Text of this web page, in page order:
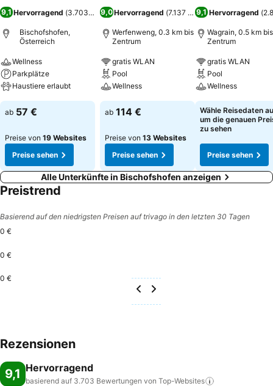
9,1 Hervorragend (3.703 Bewertungen)
Bischofshofen,
Österreich
Wellness
Parkplätze
Haustiere erlaubt
ab 57 €
Preise von 19 Websites
Preise sehen
9,0Hervorragend (7.137 Bewertungen)
Werfenweng, 0.3 km bis
Zentrum
gratis WLAN
Pool
Wellness
ab 114 €
Preise von 13 Websites
Preise sehen
9,1 Hervorragend (
Wagrain, 0.5 km bis
Zentrum
gratis WLAN
Pool
Wellness
Wähle Reisedaten
um die genauen
zu sehen
Preise sehen
Alle Unterkünfte in Bischofshofen anzeigen
Preistrend
Basierend auf den niedrigsten Preisen auf trivago in den letzten 30 Tagen
0 €
0 €
0 €
Rezensionen
9,1 Hervorragend
basierend auf 3.703 Bewertungen von Top-Websites